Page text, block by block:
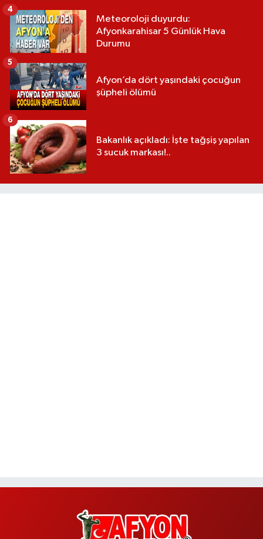
Meteoroloji duyurdu:
Afyonkarahisar 5 Günlük Hava
Durumu
4
Afyon’da dört yaşındaki çocuğun
şüpheli ölümü
5
Bakanlık açıkladı: İşte tağşiş yapılan
3 sucuk markası!..
6